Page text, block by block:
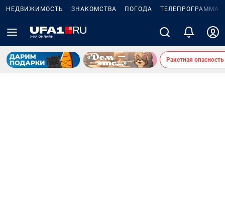
НЕДВИЖИМОСТЬ ЗНАКОМСТВА ПОГОДА ТЕЛЕПРОГРАММА
Ракетная